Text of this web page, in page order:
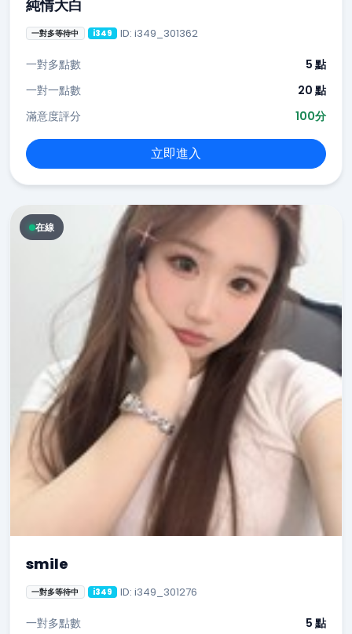
純情大白
一對多等待中 i349 ID: i349_301362
一對多點數
5 點
一對一點數
20 點
滿意度評分
100分
立即進入
在線
smile
一對多等待中 i349 ID: i349_301276
一對多點數
5 點